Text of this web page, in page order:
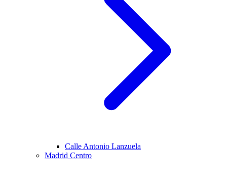
Calle Antonio Lanzuela
Madrid Centro